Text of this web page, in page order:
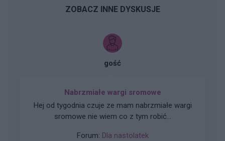
ZOBACZ INNE DYSKUSJE
gość
Nabrzmiałe wargi sromowe
Hej od tygodnia czuje ze mam nabrzmiałe wargi
sromowe nie wiem co z tym robić...
Forum: Dla nastolatek